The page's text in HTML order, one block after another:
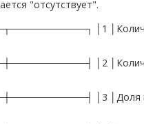
"отсутствует".
│1
│2
│3 │Доля